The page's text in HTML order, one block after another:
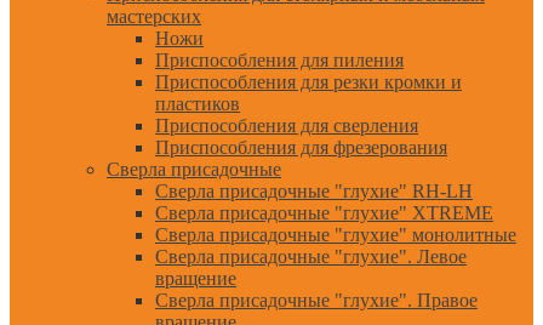
мастерских
Ножи
Приспособления для пиления
Приспособления для резки кромки и
пластиков
Приспособления для сверления
Приспособления для фрезерования
Сверла присадочные
Сверла присадочные "глухие" RH-LH
Сверла присадочные "глухие" XTREME
Сверла присадочные "глухие" монолитные
Сверла присадочные "глухие". Левое
вращение
Сверла присадочные "глухие". Правое